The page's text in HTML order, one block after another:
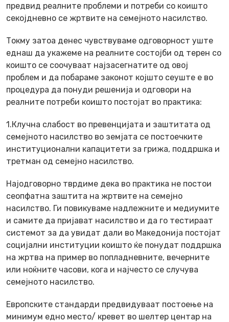
предвид реалните проблеми и потреби со коишто
секојдневно се жртвите на семејното насилство.
Токму затоа денес чувствуваме одговорност уште
еднаш да укажеме на реалните состојби од терен со
коишто се соочуваат најзасегнатите од овој
проблем и да побараме законот којшто сеуште е во
процедура да понуди решенија и одговори на
реалните потреби коишто постојат во практика:
1.Клучна слабост во превенцијата и заштитата од
семејното насилство во земјата се постоечките
институционални капацитети за грижа, поддршка и
третман од семејно насилство.
Најодговорно тврдиме дека во практика не постои
сеопфатна заштита на жртвите на семејно
насилство. Ги повикуваме надлежните и медиумите
и самите да пријават насилство и да го тестираат
системот за да увидат дали во Македонија постојат
социјални институции коишто ќе понудат поддршка
на жртва на пример во попладневните, вечерните
или ноќните часови, кога и најчесто се случува
семејното насилство.
Европските стандарди предвидуваат постоење на
минимум едно место/ кревет во шелтер центар на